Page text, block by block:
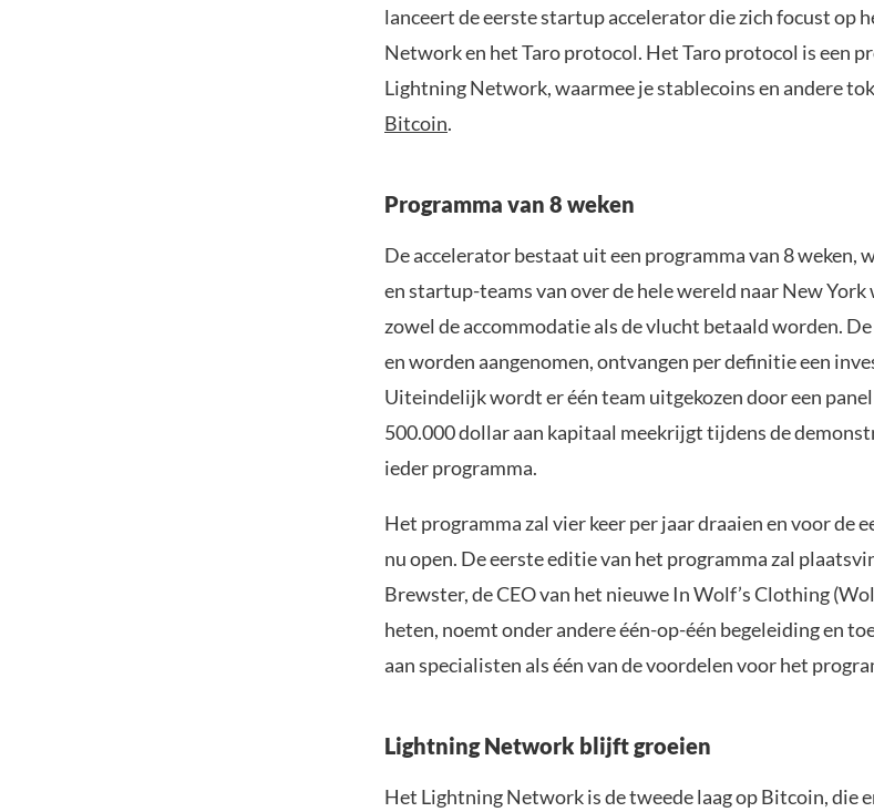
lanceert de eerste startup accelerator die zich focust op
Network en het Taro protocol. Het Taro protocol is een
Lightning Network, waarmee je stablecoins en andere
Bitcoin.
Programma van 8 weken
De accelerator bestaat uit een programma van 8 weken,
en startup-teams van over de hele wereld naar New
zowel de accommodatie als de vlucht betaald worden.
en worden aangenomen, ontvangen per definitie een
Uiteindelijk wordt er één team uitgekozen door een
500.000 dollar aan kapitaal meekrijgt tijdens de
ieder programma.
Het programma zal vier keer per jaar draaien en voor de
nu open. De eerste editie van het programma zal
Brewster, de CEO van het nieuwe In Wolf’s Clothing
heten, noemt onder andere één-op-één begeleiding en
aan specialisten als één van de voordelen voor het
Lightning Network blijft groeien
Het Lightning Network is de tweede laag op Bitcoin, die